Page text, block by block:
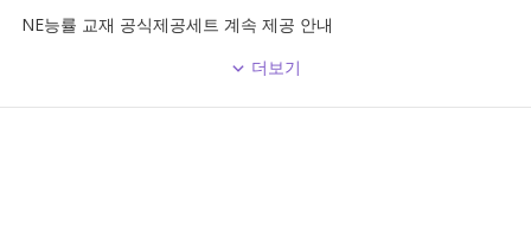
NE능률 교재 공식제공세트 계속 제공 안내
더보기